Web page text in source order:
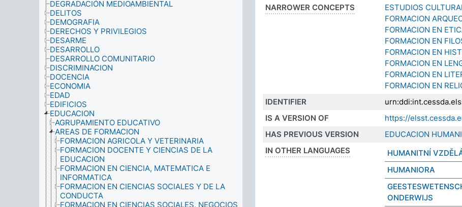
DEGRADACIÓN MEDIOAMBIENTAL
DELITOS
DEMOGRAFIA
DERECHOS Y PRIVILEGIOS
DESARME
DESARROLLO
DESARROLLO COMUNITARIO
DISCRIMINACION
DOCENCIA
ECONOMIA
EDAD
EDIFICIOS
EDUCACION
AGRUPAMIENTO EDUCATIVO
AREAS DE FORMACION
FORMACION AGRICOLA Y VETERINARIA
FORMACION DOCENTE Y CIENCIAS DE LA
EDUCACION
FORMACION EN CIENCIA, MATEMATICA E
INFORMATICA
FORMACION EN CIENCIAS SOCIALES Y DE LA
CONDUCTA
FORMACION EN CIENCIAS SOCIALES, NEGOCIOS
NARROWER CONCEPTS
ESTUDIOS
FORMACION
FORMACION EN
FORMACION EN
FORMACION EN
FORMACION EN
FORMACION EN
FORMACION EN
IDENTIFIER
IS A VERSION OF
https://
HAS PREVIOUS VERSION
EDUCACION
IN OTHER LANGUAGES
HUMANITNÍ
HUMANIORA
ONDERWIJS